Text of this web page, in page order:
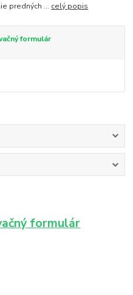
predných ... celý popis
formulár
formulár